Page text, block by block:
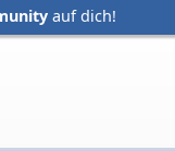
auf dich!